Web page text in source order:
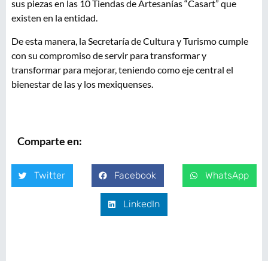
sus piezas en las 10 Tiendas de Artesanías “Casart” que
existen en la entidad.
De esta manera, la Secretaría de Cultura y Turismo cumple
con su compromiso de servir para transformar y
transformar para mejorar, teniendo como eje central el
bienestar de las y los mexiquenses.
Comparte en:
Twitter Facebook WhatsApp
LinkedIn